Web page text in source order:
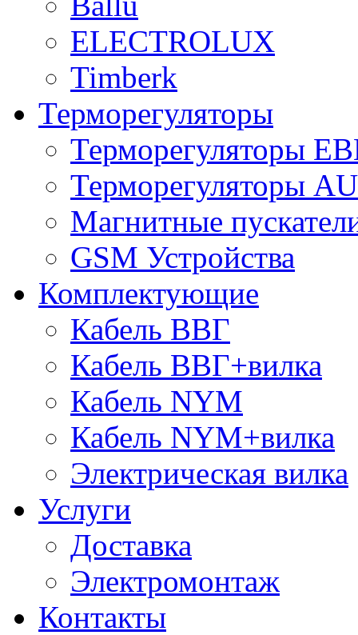
ELECTROLUX
Timberk
Терморегуляторы
Терморегуляторы
Терморегуляторы
Магнитные
GSM Устройства
Комплектующие
Кабель ВВГ
Кабель ВВГ+вилка
Кабель NYM
Кабель NYM+вилка
Электрическая вилка
Услуги
Доставка
Электромонтаж
Контакты